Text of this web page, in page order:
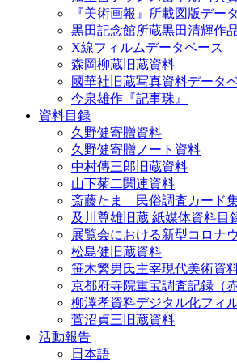
『美術画報』所載図版デー
黒田記念館所蔵黒田清輝作
X線フィルムデータベース
森岡柳蔵旧蔵資料
國華社旧蔵写真資料データ
今泉雄作『記事珠』
資料目録
久野健寄贈資料
久野健寄贈ノート資料
中村傳三郎旧蔵資料
山下菊二関連資料
斎藤たま 民俗調査カード
及川尊雄旧蔵 紙媒体資料目
展覧会における新型コロナ
松島健旧蔵資料
笹木繁男氏主宰現代美術資
京都府寺院重宝調査記録（
柳澤孝資料デジタル化フィ
菅沼貞三旧蔵資料
活動報告
日本語